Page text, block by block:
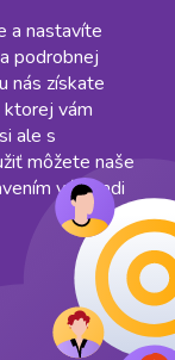
a nastavíte
podrobnej
nás získate
ktorej vám
ale s
môžete naše
vám radi